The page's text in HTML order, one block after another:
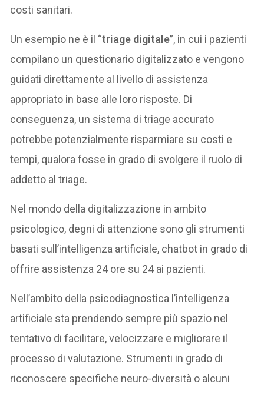
costi sanitari.
Un esempio ne è il “triage digitale”, in cui i pazienti
compilano un questionario digitalizzato e vengono
guidati direttamente al livello di assistenza
appropriato in base alle loro risposte. Di
conseguenza, un sistema di triage accurato
potrebbe potenzialmente risparmiare su costi e
tempi, qualora fosse in grado di svolgere il ruolo di
addetto al triage.
Nel mondo della digitalizzazione in ambito
psicologico, degni di attenzione sono gli strumenti
basati sull’intelligenza artificiale, chatbot in grado di
offrire assistenza 24 ore su 24 ai pazienti.
Nell’ambito della psicodiagnostica l’intelligenza
artificiale sta prendendo sempre più spazio nel
tentativo di facilitare, velocizzare e migliorare il
processo di valutazione. Strumenti in grado di
riconoscere specifiche neuro-diversità o alcuni